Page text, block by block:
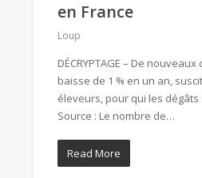
en France
Loup
DÉCRYPTAGE – De
baisse de 1 % en un an,
éleveurs, pour qui les
Source : Le nombre de…
Read More